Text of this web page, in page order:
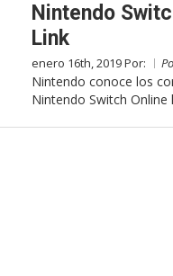
Nintendo
Link
enero 16th, 2019 Por:
Nintendo conoce los
Nintendo Switch